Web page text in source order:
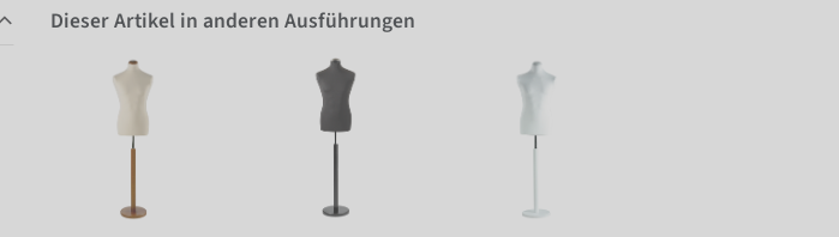
Dieser Artikel in anderen Ausführungen